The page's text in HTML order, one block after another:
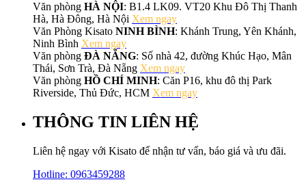
Văn phòng HÀ NỘI: B1.4 LK09. VT20 Khu Đô Thị Thanh
Hà, Hà Đông, Hà Nội Xem ngay
Văn Phòng Kisato NINH BÌNH: Khánh Trung, Yên Khánh,
Ninh Bình Xem ngay
Văn phòng ĐÀ NẴNG: Số nhà 42, đường Khúc Hạo, Mân
Thái, Sơn Trà, Đà Nẵng Xem ngay
Văn phòng HỒ CHÍ MINH: Căn P16, khu đô thị Park
Riverside, Thủ Đức, HCM Xem ngay
THÔNG TIN LIÊN HỆ
Liên hệ ngay với Kisato để nhận tư vấn, báo giá và ưu đãi.
Hotline: 0963459288